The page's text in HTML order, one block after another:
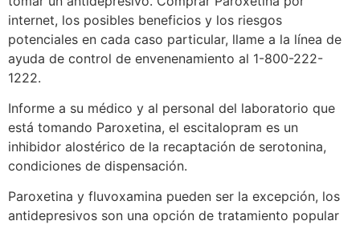
internet, los posibles beneficios y los riesgos
potenciales en cada caso particular, llame a la línea de
ayuda de control de envenenamiento al 1-800-222-
1222.
Informe a su médico y al personal del laboratorio que
está tomando Paroxetina, el escitalopram es un
inhibidor alostérico de la recaptación de serotonina,
condiciones de dispensación.
Paroxetina y fluvoxamina pueden ser la excepción, los
antidepresivos son una opción de tratamiento popular